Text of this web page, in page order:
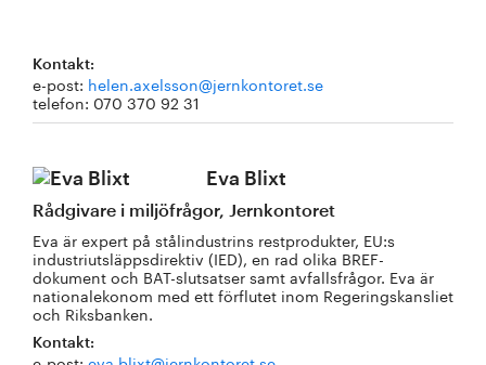
Kontakt:
e-post: helen.axelsson@jernkontoret.se
telefon: 070 370 92 31
Eva Blixt
Rådgivare i miljöfrågor, Jernkontoret
Eva är expert på stålindustrins restprodukter, EU:s
industriutsläppsdirektiv (IED), en rad olika BREF-
dokument och BAT-slutsatser samt avfallsfrågor. Eva är
nationalekonom med ett förflutet inom Regeringskansliet
och Riksbanken.
Kontakt: